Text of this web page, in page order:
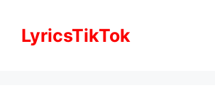
contentLyricsTikTok